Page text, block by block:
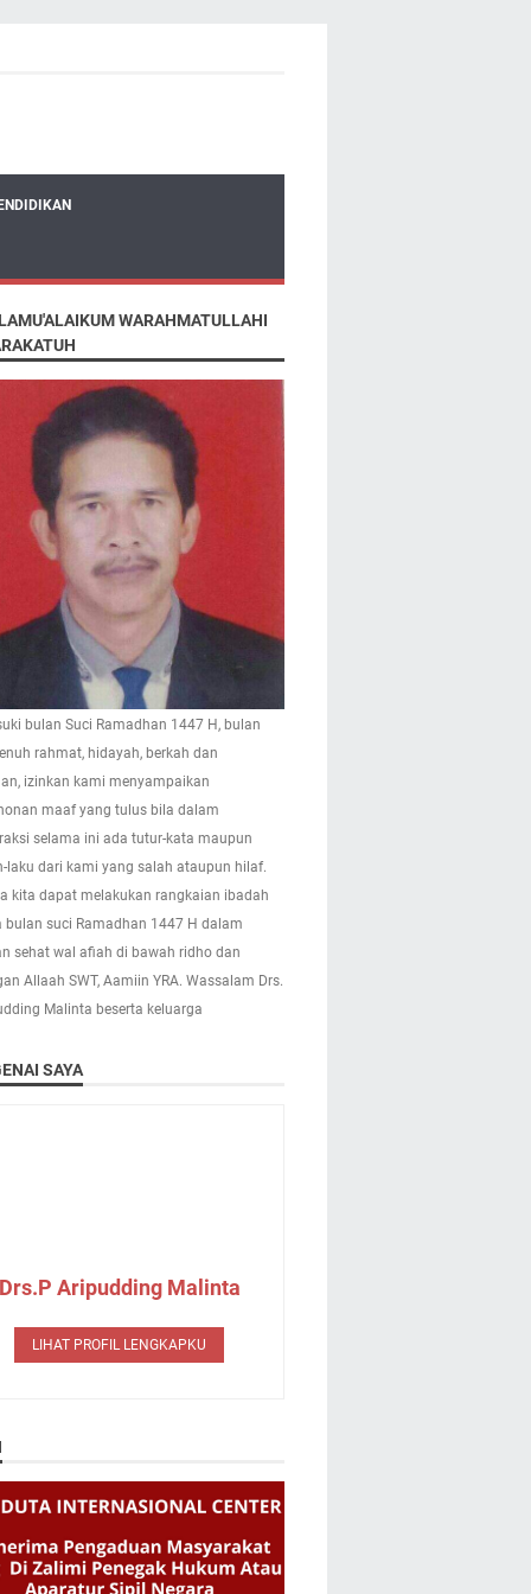
WARAHMATULLAHI
bulan Suci Ramadhan 1447 H, bulan
rahmat, hidayah, berkah dan
izinkan kami menyampaikan
maaf yang tulus bila dalam
selama ini ada tutur-kata maupun
laku dari kami yang salah ataupun hilaf.
kita dapat melakukan rangkaian ibadah
bulan suci Ramadhan 1447 H dalam
sehat wal afiah di bawah ridho dan
Allaah SWT, Aamiin YRA. Wassalam Drs.
Malinta beserta keluarga
SAYA
Aripudding Malinta
LIHAT PROFIL LENGKAPKU